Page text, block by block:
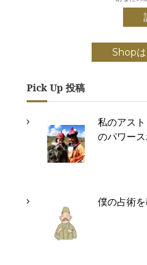
Shopは
Pick Up 投稿
私のアス
のパワー
僕の占術